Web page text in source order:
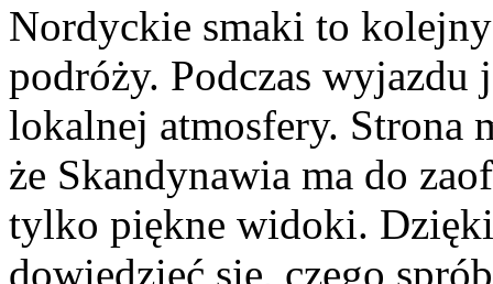
Nordyckie smaki to
podróży. Podczas wyjazdu
lokalnej atmosfery. Strona
że Skandynawia ma do
tylko piękne widoki.
dowiedzieć się, czego